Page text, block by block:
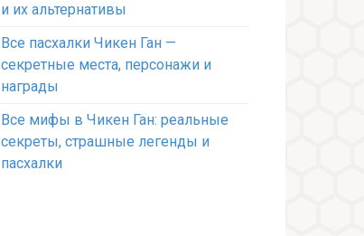
и их альтернативы
Все пасхалки Чикен Ган —
секретные места, персонажи и
награды
Все мифы в Чикен Ган: реальные
секреты, страшные легенды и
пасхалки